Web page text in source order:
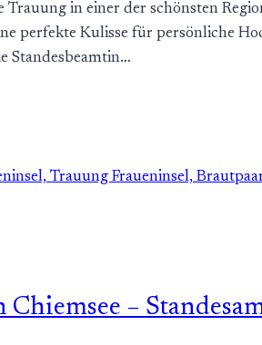
in einer der schönsten
perfekte Kulisse für persönliche
Standesbeamtin…
–